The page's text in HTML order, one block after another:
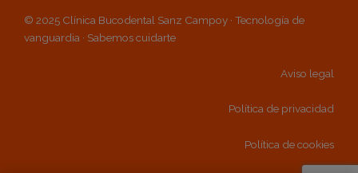
© 2025 Clínica Bucodental Sanz Campoy · Tecnología de
vanguardia · Sabemos cuidarte
Aviso legal
Política de privacidad
Política de cookies